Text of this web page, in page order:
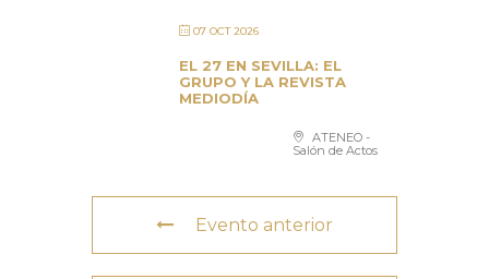
07 OCT 2026
EL 27 EN SEVILLA: EL
GRUPO Y LA REVISTA
MEDIODÍA
ATENEO -
Salón de Actos
Evento anterior